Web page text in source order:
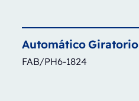
AutomáticoGiratorio
FAB/PH6-1824